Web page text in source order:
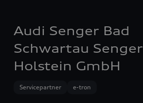
Audi Senger Bad
Schwartau Senger
Holstein GmbH
Servicepartner e-tron